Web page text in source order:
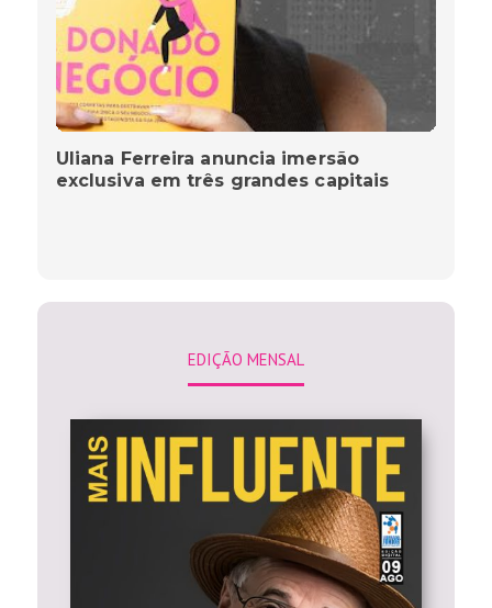
Uliana Ferreira anuncia imersão
exclusiva em três grandes capitais
EDIÇÃO MENSAL